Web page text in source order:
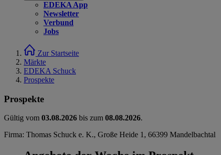
EDEKA App
Newsletter
Verbund
Jobs
Zur Startseite
Märkte
EDEKA Schuck
Prospekte
Prospekte
Gültig vom 03.08.2026 bis zum 08.08.2026.
Firma: Thomas Schuck e. K., Große Heide 1, 66399 Mandelbachtal